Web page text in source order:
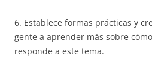
6. Establece formas prácticas y
gente a aprender más sobre
responde a este tema.